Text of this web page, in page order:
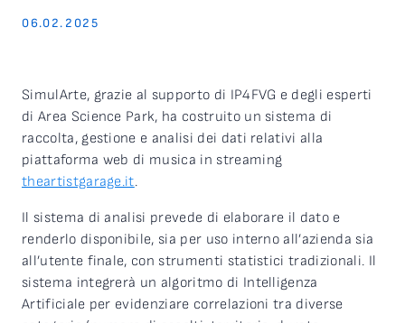
06.02.2025
SimulArte‬, grazie al supporto di IP4FVG e degli esperti
di Area Science Park, ha costruito un sistema di
raccolta, gestione e analisi dei dati relativi alla
piattaforma web di musica in streaming
theartistgarage.it.
Il sistema di analisi prevede di elaborare il dato e
renderlo disponibile, sia per uso interno all’azienda sia
all’utente finale, con strumenti statistici tradizionali. Il
sistema integrerà un algoritmo di Intelligenza
Artificiale per evidenziare correlazioni tra diverse